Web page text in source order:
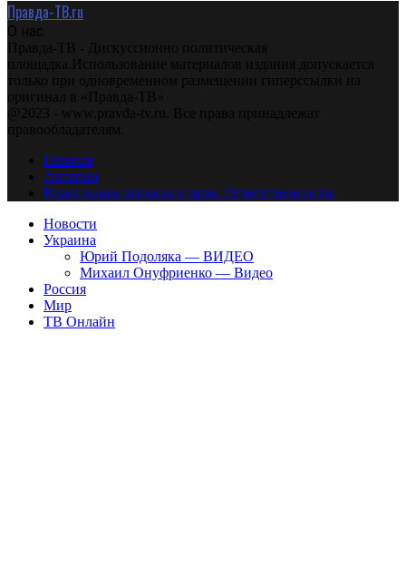
Правда-ТВ.ru
О нас
Правда-ТВ - Дискуссионно политическая
площадка.Использование материалов издания допускается
только при одновременном размещении гиперссылки на
оригинал в «Правда-ТВ»
@2023 - www.pravda-tv.ru. Все права принадлежат
правообладателям.
Главная
Авторам
Владельцам авторских прав. Ответственности.
Новости
Украина
Юрий Подоляка — ВИДЕО
Михаил Онуфриенко — Видео
Россия
Мир
ТВ Онлайн